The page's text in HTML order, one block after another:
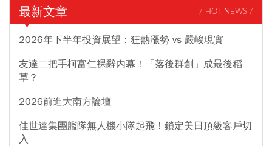
最新文章 / HOT NEWS /
2026年下半年投資展望：狂熱漲勢 vs 嚴峻現實
友達二把手柯富仁裸辭內幕！「落後群創」成最後稻
草？
2026前進大南方論壇
佳世達集團艦隊無人機小隊起飛！鎖定美日頂級客戶切
入